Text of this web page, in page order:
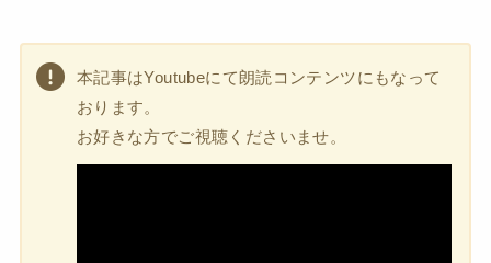
本記事はYoutubeにて朗読コンテンツにもなって
おります。
お好きな方でご視聴くださいませ。